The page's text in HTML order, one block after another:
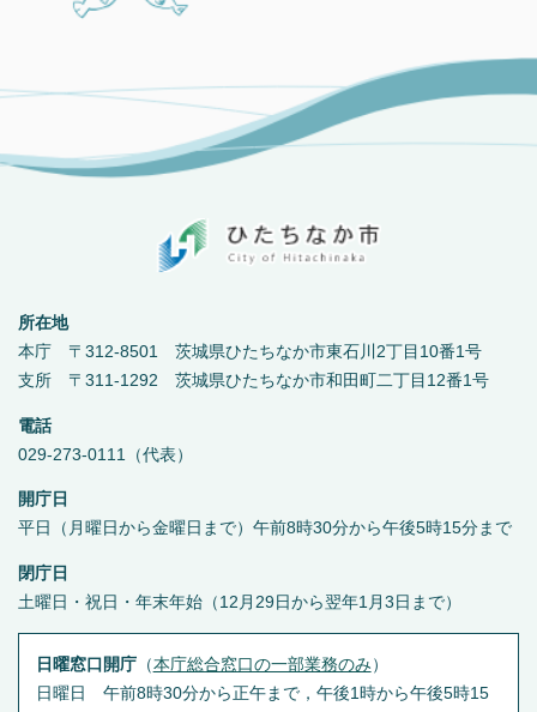
所在地
本庁 〒312-8501 茨城県ひたちなか市東石川2丁目10番1号
支所 〒311-1292 茨城県ひたちなか市和田町二丁目12番1号
電話
029-273-0111（代表）
開庁日
平日（月曜日から金曜日まで）午前8時30分から午後5時15分まで
閉庁日
土曜日・祝日・年末年始（12月29日から翌年1月3日まで）
日曜窓口開庁（本庁総合窓口の一部業務のみ ）
日曜日 午前8時30分から正午まで，午後1時から午後5時15